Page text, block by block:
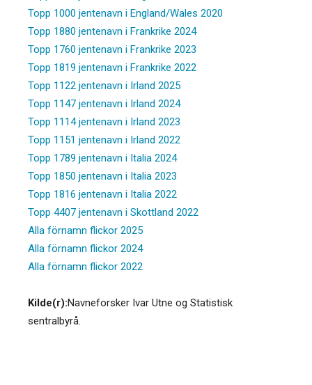
Topp 1000 jentenavn i England/Wales 2020
Topp 1880 jentenavn i Frankrike 2024
Topp 1760 jentenavn i Frankrike 2023
Topp 1819 jentenavn i Frankrike 2022
Topp 1122 jentenavn i Irland 2025
Topp 1147 jentenavn i Irland 2024
Topp 1114 jentenavn i Irland 2023
Topp 1151 jentenavn i Irland 2022
Topp 1789 jentenavn i Italia 2024
Topp 1850 jentenavn i Italia 2023
Topp 1816 jentenavn i Italia 2022
Topp 4407 jentenavn i Skottland 2022
Alla förnamn flickor 2025
Alla förnamn flickor 2024
Alla förnamn flickor 2022
Kilde(r):Navneforsker Ivar Utne og Statistisk
sentralbyrå.